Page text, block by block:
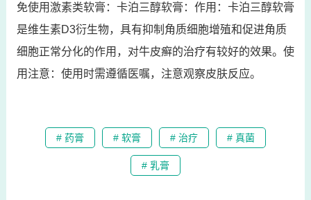
免使用激素类软膏：卡泊三醇软膏：作用：卡泊三醇软膏
是维生素D3衍生物，具有抑制角质细胞增殖和促进角质
细胞正常分化的作用，对牛皮癣的治疗有较好的效果。使
用注意：使用时需遵循医嘱，注意观察皮肤反应。
# 药膏 # 软膏 # 治疗 # 真菌
# 乳膏